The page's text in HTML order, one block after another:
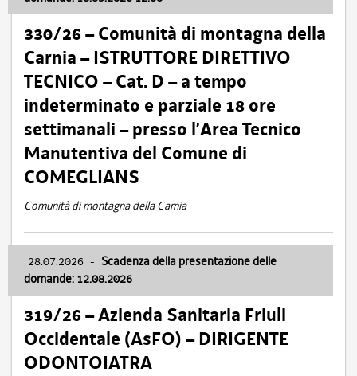
330/26 – Comunità di montagna della
Carnia – ISTRUTTORE DIRETTIVO
TECNICO – Cat. D – a tempo
indeterminato e parziale 18 ore
settimanali – presso l’Area Tecnico
Manutentiva del Comune di
COMEGLIANS
Comunità di montagna della Carnia
28.07.2026 - Scadenza della presentazione delle
domande: 12.08.2026
319/26 – Azienda Sanitaria Friuli
Occidentale (AsFO) – DIRIGENTE
ODONTOIATRA